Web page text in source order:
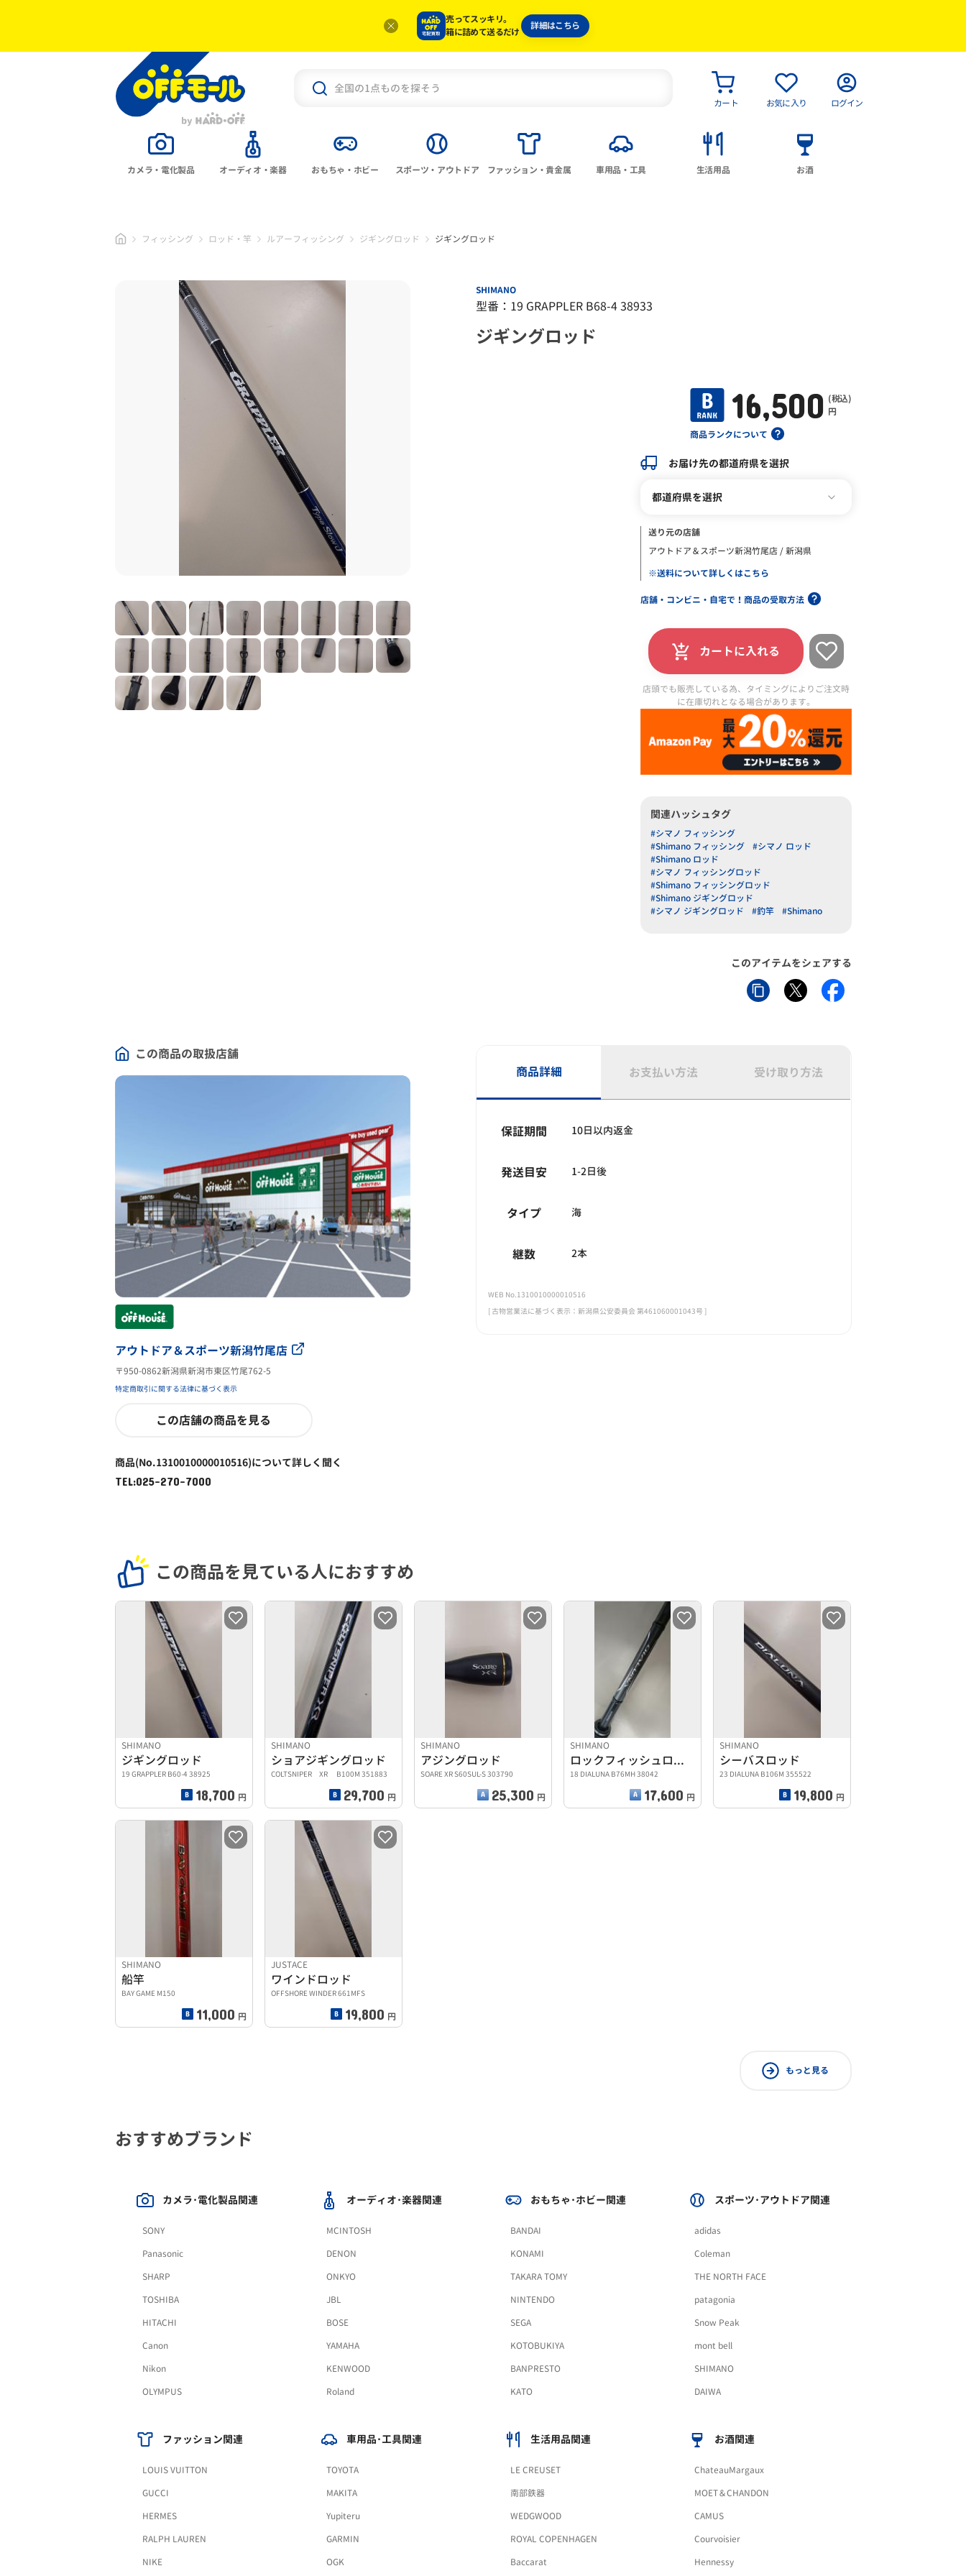
売ってスッキリ。
箱に詰めて送るだけ
詳細はこちら
カート お気に入り ログイン
カメラ・電化製品 オーディオ・楽器 おもちゃ・ホビー スポーツ・アウトドア ファッション・貴金属 車用品・工具 生活用品 お酒
フィッシング ロッド・竿 ルアーフィッシング ジギングロッド ジギングロッド
SHIMANO
型番：19 GRAPPLER B68-4 38933
ジギングロッド
商品ランクについて
16,500 (税込)
円
お届け先の都道府県を選択
都道府県を選択
送り元の店舗
アウトドア＆スポーツ新潟竹尾店 / 新潟県
※送料について詳しくはこちら
店舗・コンビニ・自宅で！商品の受取方法
カートに入れる
店頭でも販売している為、タイミングによりご注文時
に在庫切れとなる場合があります。
関連ハッシュタグ
#シマノ フィッシング
#Shimano フィッシング
#シマノ ロッド
#Shimano ロッド
#シマノ フィッシングロッド
#Shimano フィッシングロッド
#Shimano ジギングロッド
#シマノ ジギングロッド
#釣竿 #Shimano
このアイテムをシェアする
この商品の取扱店舗
アウトドア＆スポーツ新潟竹尾店
〒950-0862新潟県新潟市東区竹尾762-5
特定商取引に関する法律に基づく表示
この店舗の商品を見る
商品(No.1310010000010516)について詳しく聞く
TEL:025-270-7000
商品詳細 お支払い方法 受け取り方法
保証期間 10日以内返金
発送目安 1-2日後
タイプ 海
継数 2本
WEB No.1310010000010516
[ 古物営業法に基づく表示：新潟県公安委員会 第461060001043号 ]
この商品を見ている人におすすめ
SHIMANO
ジギングロッド
19 GRAPPLER B60-4 38925
18,700 円
SHIMANO
ショアジギングロッド
COLTSNIPER XR B100M 351883
29,700 円
SHIMANO
アジングロッド
SOARE XR S60SUL-S 303790
25,300 円
SHIMANO
ロックフィッシュロッド
18 DIALUNA B76MH 38042
17,600 円
SHIMANO
シーバスロッド
23 DIALUNA B106M 355522
19,800 円
SHIMANO
船竿
BAY GAME M150
11,000 円
JUSTACE
ワインドロッド
OFFSHORE WINDER 661MFS
19,800 円
もっと見る
おすすめブランド
カメラ･電化製品関連
SONY
Panasonic
SHARP
TOSHIBA
HITACHI
Canon
Nikon
OLYMPUS
オーディオ･楽器関連
MCINTOSH
DENON
ONKYO
JBL
BOSE
YAMAHA
KENWOOD
Roland
おもちゃ･ホビー関連
BANDAI
KONAMI
TAKARA TOMY
NINTENDO
SEGA
KOTOBUKIYA
BANPRESTO
KATO
スポーツ･アウトドア関連
adidas
Coleman
THE NORTH FACE
patagonia
Snow Peak
mont bell
SHIMANO
DAIWA
ファッション関連
LOUIS VUITTON
GUCCI
HERMES
RALPH LAUREN
NIKE
車用品･工具関連
TOYOTA
MAKITA
Yupiteru
GARMIN
OGK
生活用品関連
LE CREUSET
南部鉄器
WEDGWOOD
ROYAL COPENHAGEN
Baccarat
お酒関連
ChateauMargaux
MOET＆CHANDON
CAMUS
Courvoisier
Hennessy